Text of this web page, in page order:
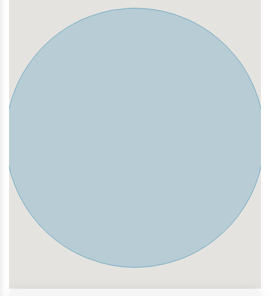
Nähe befinden. Diese Linien bieten direkte Verbindungen
in die Potsdamer Innenstadt und zum Hauptbahnhof. Die
nächstgelegene Straßenbahnanbindung befindet sich
an der Haltestelle Bornstedt/Kirschallee.
Nahversorgung und Infrastruktur:
Die Nahversorgung ist durch Supermärkte (z.B. Edeka,
Netto) und Bäckereien direkt im Ortsteil Bornim
gesichert. Zusätzliche Einrichtungen (Ärzte, Apotheken)
sind ebenfalls im Ortsteil oder im angrenzenden
mehrere Kindertagesstätten (z.B. Kita Neunmalklug, Kita
Kids Company). Weitere Bildungseinrichtungen sind in
den benachbarten Ortsteilen und im nahen Potsdam
Science Park (Golm) erreichbar.